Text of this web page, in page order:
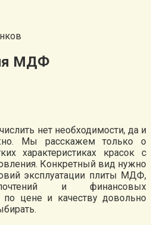
МДФ
нет необходимости, да и
Мы расскажем только о
характеристиках красок с
Конкретный вид нужно
эксплуатации плиты МДФ,
и финансовых
по цене и качеству довольно